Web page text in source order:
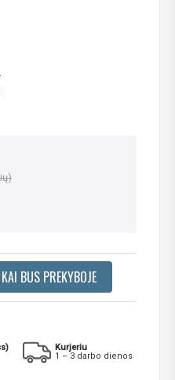
BUS PREKYBOJE
Kurjeriu
1 – 3 darbo dienos